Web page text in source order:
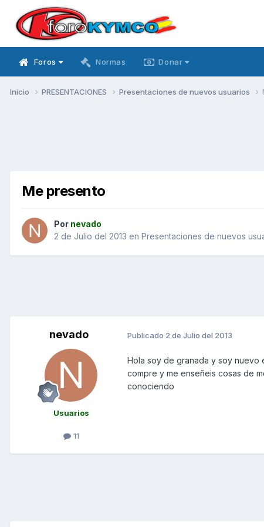
Foros Normas Donar
Inicio PRESENTACIONES Presentaciones de nuevos usuarios
Me presento
Por nevado
2 de Julio del 2013 en Presentaciones de nuevos
nevado
Usuarios
11
Publicado 2 de Julio del 2013
Hola soy de granada y soy nuevo
compre y me enseñeis cosas de
conociendo